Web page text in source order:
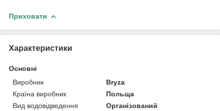
Приховати
Характеристики
Основні
Виробник
Bryza
Країна виробник
Польща
Вид водовідведення
Організований